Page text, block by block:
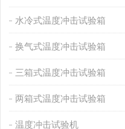
水冷式温度冲击试验箱
换气式温度冲击试验箱
三箱式温度冲击试验箱
两箱式温度冲击试验箱
温度冲击试验机